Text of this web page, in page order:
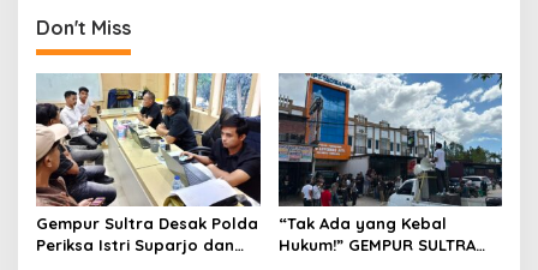
i
g
a
s
i
p
o
s
Don't Miss
Gempur Sultra Desak Polda
Periksa Istri Suparjo dan
“Tak Ada yang Kebal
Hukum!” GEMPUR SULTRA